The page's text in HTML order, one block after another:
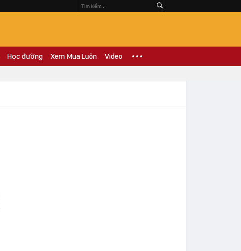
Học đường Xem Mua Luôn Video